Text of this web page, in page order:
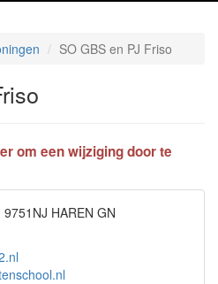
SO GBS en PJ Friso
om een wijziging door te
HAREN GN